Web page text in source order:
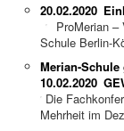
20.02.2020
ProMerian –
Schule Berlin-
Merian-
10.02.2020
Die
Mehrheit im